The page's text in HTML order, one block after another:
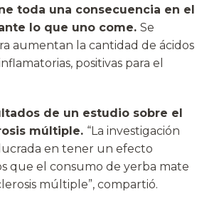
toda una consecuencia en el
lo que uno come. Se
aumentan la cantidad de ácidos
positivas para el
de un estudio sobre el
múltiple. “La investigación
en tener un efecto
que el consumo de yerba mate
múltiple”, compartió.